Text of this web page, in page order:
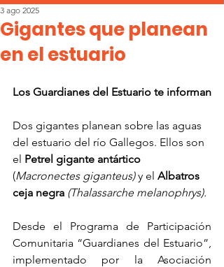
Gigantes que planean
en el estuario
3 ago 2025
Los Guardianes del Estuario te informan
Dos gigantes planean sobre las aguas
del estuario del río Gallegos. Ellos son
el Petrel gigante antártico
(Macronectes giganteus) y el Albatros
ceja negra (Thalassarche melanophrys).
Desde el Programa de Participación
Comunitaria “Guardianes del Estuario”,
implementado por la Asociación